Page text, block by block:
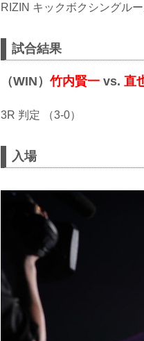
RIZIN キックボクシングル
試合結果
（WIN） 竹内賢一 vs. 直
3R 判定 （3-0）
入場